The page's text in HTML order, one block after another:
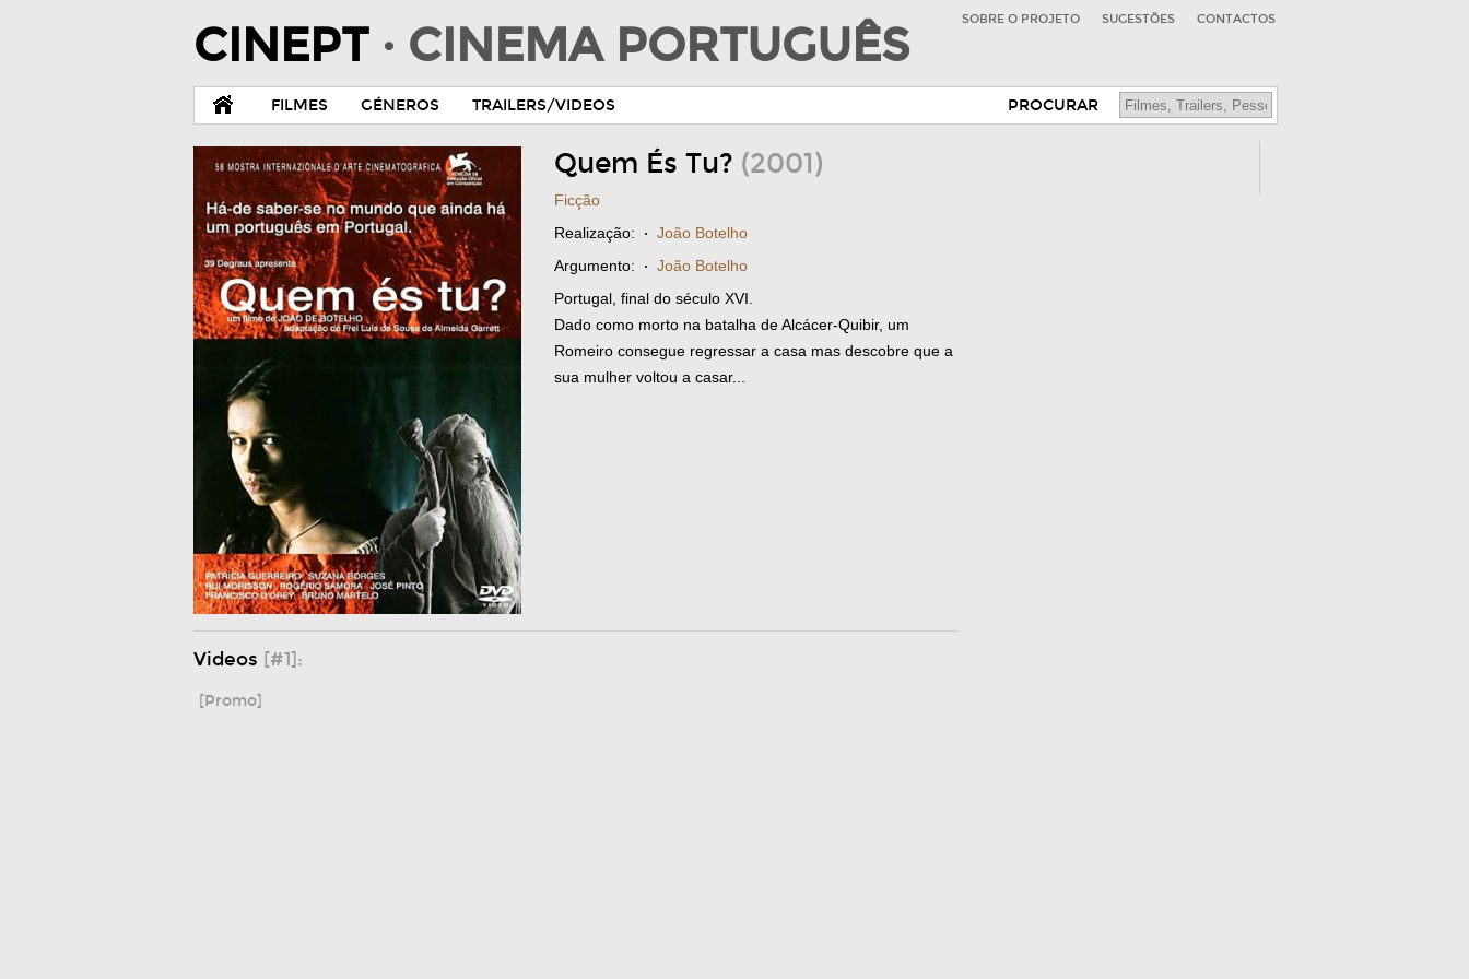
CINEPT · CINEMA PORTUGUÊS SOBRE O PROJETO SUGESTÕES CONTACTOS
FILMES GÉNEROS TRAILERS/VIDEOS PROCURAR
Quem És Tu? (2001)
Ficção
Realização: · João Botelho
Argumento: · João Botelho
Portugal, final do século XVI.
Dado como morto na batalha de Alcácer-Quibir, um
Romeiro consegue regressar a casa mas descobre que a
sua mulher voltou a casar...
Videos [#1]:
[Promo]